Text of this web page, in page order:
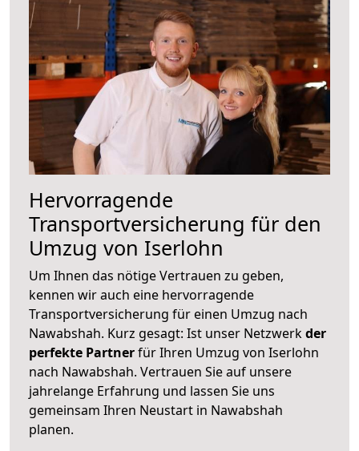
Hervorragende
Transportversicherung für den
Umzug von Iserlohn
Um Ihnen das nötige Vertrauen zu geben,
kennen wir auch eine hervorragende
Transportversicherung für einen Umzug nach
Nawabshah. Kurz gesagt: Ist unser Netzwerkder
perfekte Partnerfür Ihren Umzug von Iserlohn
nach Nawabshah. Vertrauen Sie auf unsere
jahrelange Erfahrung und lassen Sie uns
gemeinsam Ihren Neustart in Nawabshah
planen.